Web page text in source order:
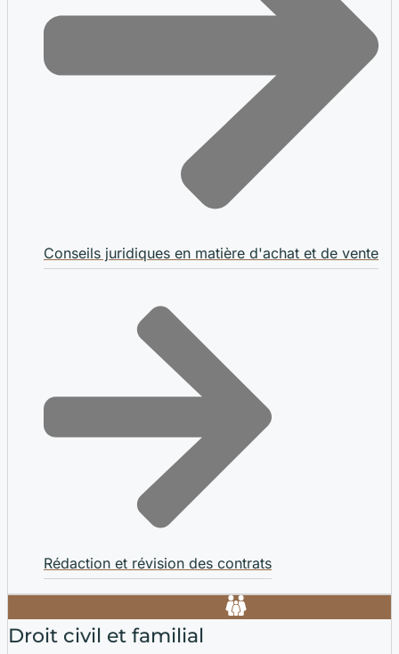
Conseils juridiques en matière d'achat et de vente
Rédaction et révision des contrats
Droit civil et familial